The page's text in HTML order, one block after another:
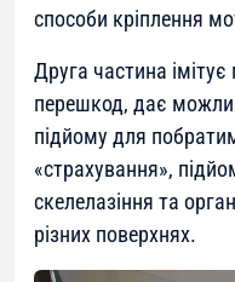
способи кріплення
Друга частина
перешкод, дає
підйому для
«страхування»,
скелелазіння та
різних поверхнях.